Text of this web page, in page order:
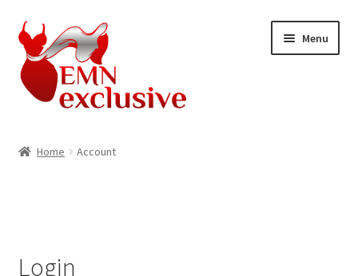
Skip
to
navigation
Skip
to
content
Menu
Account
Home Account
Login